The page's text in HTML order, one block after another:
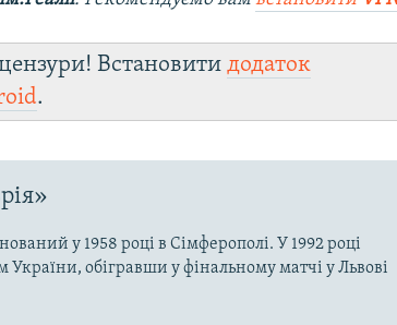
Встановитидодаток
.
у 1958 році в Сімферополі. У 1992 році
обігравши у фінальному матчі у Львові